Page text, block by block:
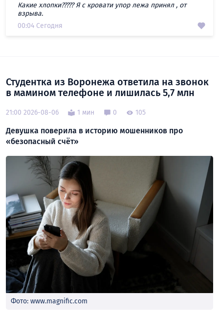
Какие хлопки????? Я с кровати упор лежа принял , от
взрыва.
00:04 Сегодня
Студентка из Воронежа ответила на звонок
в мамином телефоне и лишилась 5,7 млн
21:00 2026-08-06 1 мин 0 105
Девушка поверила в историю мошенников про
«безопасный счёт»
Фото: www.magnific.com